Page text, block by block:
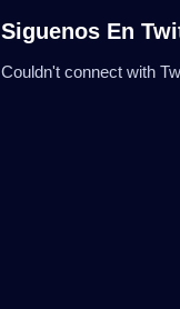
Siguenos En
Couldn't connect with